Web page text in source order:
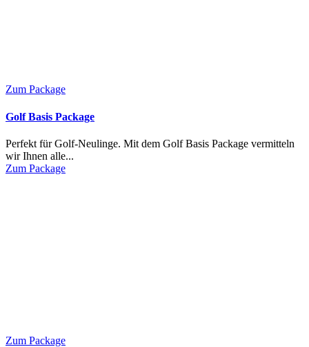
Zum Package
Golf Basis Package
Perfekt für Golf-Neulinge. Mit dem Golf Basis Package vermitteln
wir Ihnen alle...
Zum Package
Zum Package